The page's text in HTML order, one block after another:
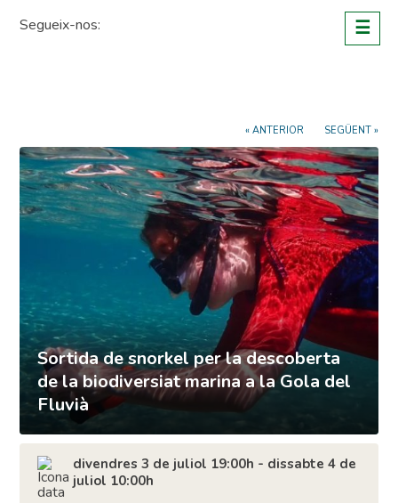
Segueix-nos: ☰
« ANTERIOR SEGÜENT »
Sortida de snorkel per la descoberta
de la biodiversiat marina a la Gola del
Fluvià
divendres 3 de juliol 19:00h - dissabte 4 de
juliol 10:00h